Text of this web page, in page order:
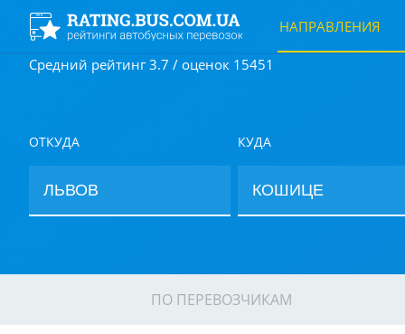
НАПРАВЛЕНИЯ
Средний рейтинг 3.7 / оценок 15451
ОТКУДА КУДА
ПО ПЕРЕВОЗЧИКАМ